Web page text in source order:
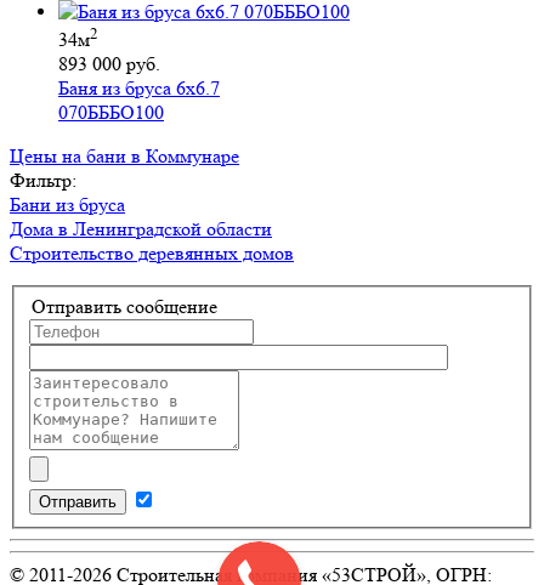
34м2
893 000 руб.
Баня из бруса 6х6.7
070БББО100
Цены на бани в Коммунаре
Фильтр:
Бани из бруса
Дома в Ленинградской области
Строительство деревянных домов
Отправить сообщение
Отправить
© 2011-2026 Строительная компания «53СТРОЙ», ОГРН: